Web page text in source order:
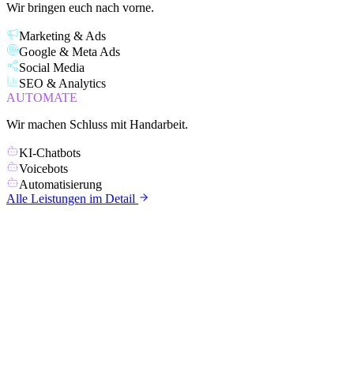
Wir bringen euch nach vorne.
Marketing & Ads
Google & Meta Ads
Social Media
SEO & Analytics
AUTOMATE
Wir machen Schluss mit Handarbeit.
KI-Chatbots
Voicebots
Automatisierung
Alle Leistungen im Detail